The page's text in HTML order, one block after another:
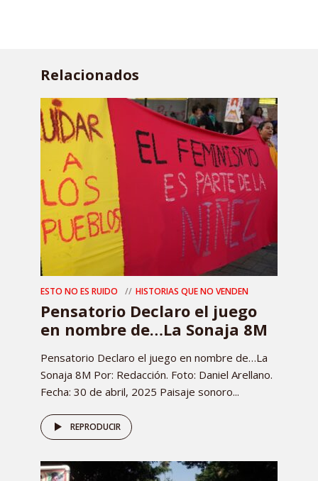
Relacionados
ESTO NO ES RUIDO HISTORIAS QUE NO VENDEN
Pensatorio Declaro el juego
en nombre de…La Sonaja 8M
Pensatorio Declaro el juego en nombre de…La
Sonaja 8M Por: Redacción. Foto: Daniel Arellano.
Fecha: 30 de abril, 2025 Paisaje sonoro...
REPRODUCIR